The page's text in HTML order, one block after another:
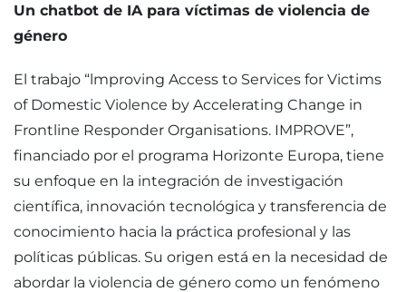
Un chatbot de IA para víctimas de violencia de
género
El trabajo “lmproving Access to Services for Victims
of Domestic Violence by Accelerating Change in
Frontline Responder Organisations. IMPROVE”,
financiado por el programa Horizonte Europa, tiene
su enfoque en la integración de investigación
científica, innovación tecnológica y transferencia de
conocimiento hacia la práctica profesional y las
políticas públicas. Su origen está en la necesidad de
abordar la violencia de género como un fenómeno